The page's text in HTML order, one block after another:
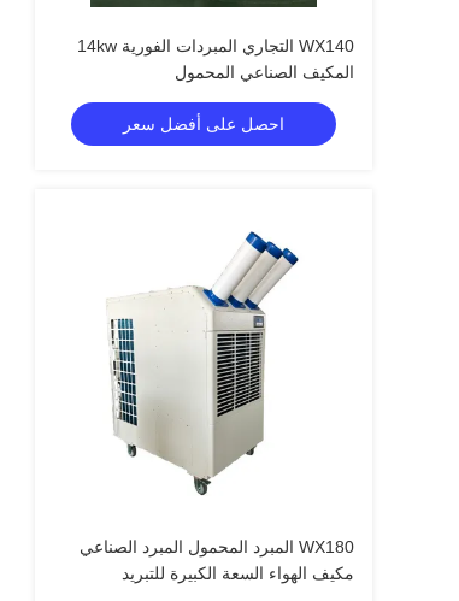
WX140 التجاري المبردات الفورية 14kw
المكيف الصناعي المحمول
احصل على أفضل سعر
WX180 المبرد المحمول المبرد الصناعي
مكيف الهواء السعة الكبيرة للتبريد